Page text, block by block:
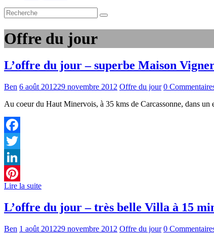
Offre du jour
L’offre du jour – superbe Maison
Ben 6 août 201229 novembre 2012 Offre du jour 0
Au coeur du Haut Minervois, à 35 kms de Carcassonne, dans
Facebook
Twitter
LinkedIn
Pinterest
Lire la suite
L’offre du jour – très belle Villa à 15
Ben 1 août 201229 novembre 2012 Offre du jour 0